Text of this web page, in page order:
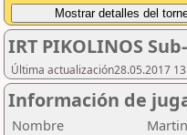
IRT PIKOLINOS
Última actualización28.05.2017
Información de
Nombre